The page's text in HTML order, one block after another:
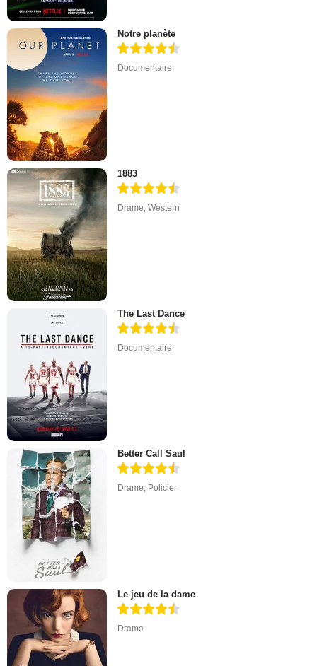
Notre planète
Documentaire
1883
Drame,Western
The Last Dance
Documentaire
Better Call Saul
Drame, Policier
Le jeu de la dame
Drame